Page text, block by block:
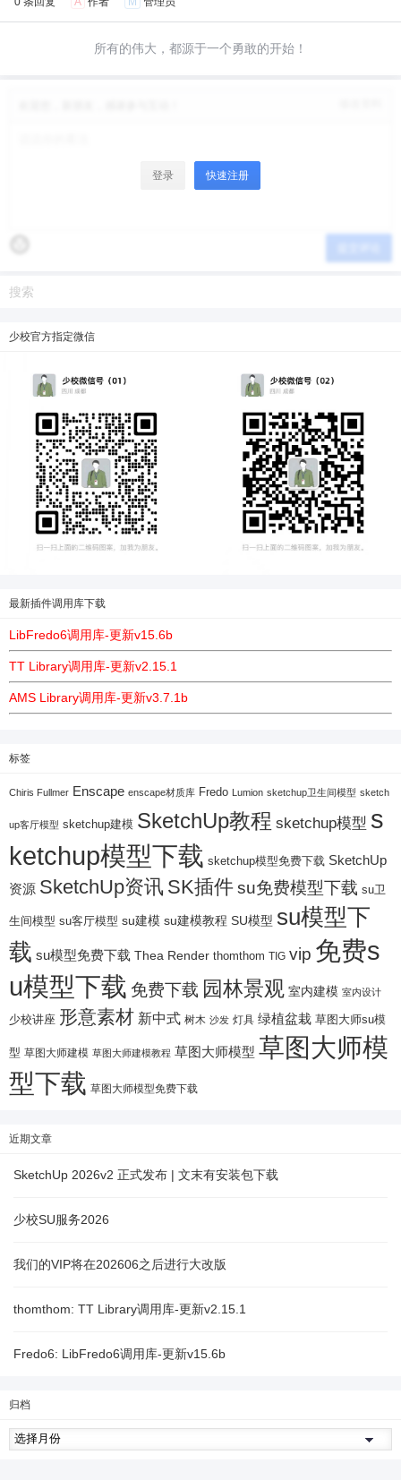
20 元 50 元 自定义
微信支付
所有的伟大，都源于一个勇敢的开始！
登录 快速注册
少校官方指定微信
最新插件调用库下载
LibFredo6调用库-更新v15.6b
TT Library调用库-更新v2.15.1
AMS Library调用库-更新v3.7.1b
标签
Chiris Fullmer Enscape enscape材质库 Fredo Lumion sketchup卫生间模型 sketch
up客厅模型 sketchup建模 SketchUp教程 sketchup模型 s
ketchup模型下载 sketchup模型免费下载 SketchUp
资源 SketchUp资讯 SK插件su免费模型下载 su卫
生间模型 su客厅模型 su建模 su建模教程 SU模型 su模型下
载 su模型免费下载 Thea Render thomthom TIG vip 免费s
u模型下载 免费下载 园林景观 室内建模 室内设计
少校讲座 形意素材 新中式 树木 沙发 灯具 绿植盆栽 草图大师su模
型 草图大师建模 草图大师建模教程 草图大师模型 草图大师模
型下载 草图大师模型免费下载
近期文章
SketchUp 2026v2 正式发布 | 文末有安装包下载
少校SU服务2026
我们的VIP将在202606之后进行大改版
thomthom: TT Library调用库-更新v2.15.1
Fredo6: LibFredo6调用库-更新v15.6b
归档
登录